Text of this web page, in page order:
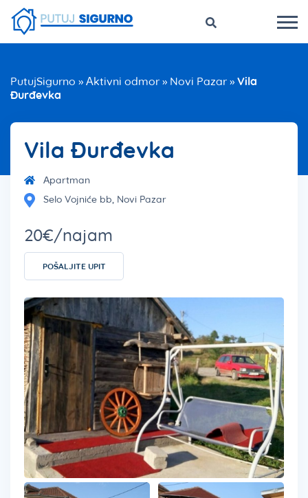
PutujSigurno » Aktivni odmor » Novi Pazar » Vila
Đurđevka
Vila Đurđevka
Apartman
Selo Vojniće bb, Novi Pazar
20€/najam
POŠALJITE UPIT